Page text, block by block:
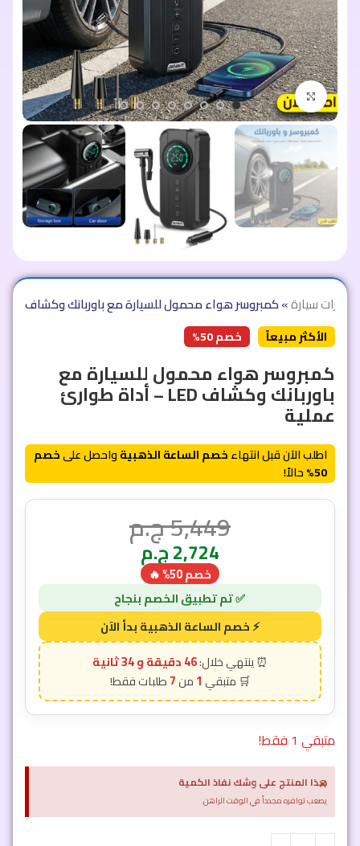
اضغط للتكبير
سيارة»
الأكثر مبيعاً خصم 50%
كمبروسر هواء محمول للسيارة مع
باوربانك وكشاف LED – أداة طوارئ
عملية
اطلب الآن قبل انتهاءخصم الساعة الذهبيةواحصل علىخصم
50% حالاً!
5,449ج.م
2,724ج.م
خصم 50% 🔥
46 دقيقة و 31 ثانية
1
7
متبقي 1 فقط!
هذا المنتج على وشك نفاذ الكمية
يصعب توافره مجدداً في الوقت الراهن.
×